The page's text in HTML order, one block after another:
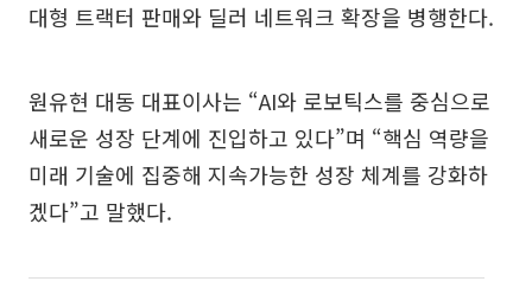
대형 트랙터 판매와 딜러 네트워크 확장을 병행한다.
원유현 대동 대표이사는 “AI와 로보틱스를 중심으로
새로운 성장 단계에 진입하고 있다”며 “핵심 역량을
미래 기술에 집중해 지속가능한 성장 체계를 강화하
겠다”고 말했다.